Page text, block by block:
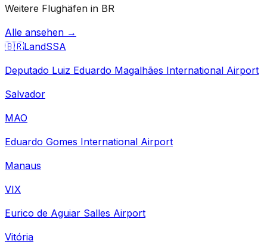
Weitere Flughäfen in BR
Alle ansehen →
🇧🇷LandSSA
Deputado Luiz Eduardo Magalhães International Airport
Salvador
MAO
Eduardo Gomes International Airport
Manaus
VIX
Eurico de Aguiar Salles Airport
Vitória